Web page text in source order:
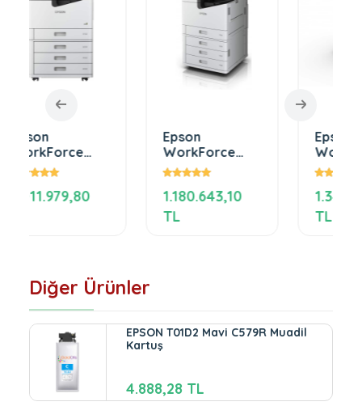
WorkForce
Enterprise WF-
1.180.643,10
WorkForce
Enterprise WF-
1.349.306,40
Diğer Ürünler
EPSON T01D2 Mavi C579R Muadil
Kartuş
4.888,28 TL